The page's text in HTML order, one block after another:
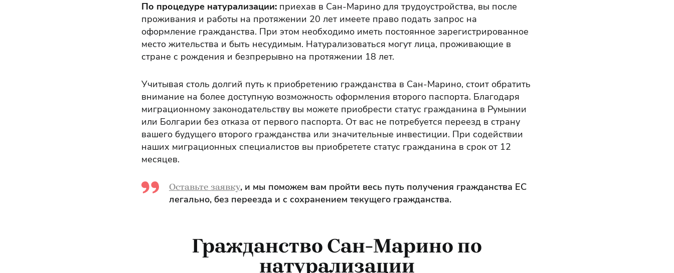
По процедуре натурализации: приехав в Сан-Марино для трудоустройства, вы после
проживания и работы на протяжении 20 лет имеете право подать запрос на
оформление гражданства. При этом необходимо иметь постоянное зарегистрированное
место жительства и быть несудимым. Натурализоваться могут лица, проживающие в
стране с рождения и безпрерывно на протяжении 18 лет.
Учитывая столь долгий путь к приобретению гражданства в Сан-Марино, стоит обратить
внимание на более доступную возможность оформления второго паспорта. Благодаря
миграционному законодательству вы можете приобрести статус гражданина в Румынии
или Болгарии без отказа от первого паспорта. От вас не потребуется переезд в страну
вашего будущего второго гражданства или значительные инвестиции. При содействии
наших миграционных специалистов вы приобретете статус гражданина в срок от 12
месяцев.
Оставьте заявку, и мы поможем вам пройти весь путь получения гражданства ЕС
легально, без переезда и с сохранением текущего гражданства.
Гражданство Сан-Марино по
натурализации